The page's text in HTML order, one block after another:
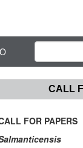
CALL
FOR PAPERS